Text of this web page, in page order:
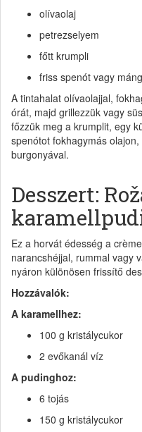
olívaolaj
petrezselyem
főtt krumpli
friss spenót vagy
A tintahalat olívaolajjal,
órát, majd grillezzük vagy
főzzük meg a krumplit, egy
spenótot fokhagymás
burgonyával.
Desszert:
Ez a horvát édesség a
narancshéjjal, rummal vagy
nyáron különösen frissítő
Hozzávalók:
A karamellhez:
100 g kristálycukor
2 evőkanál víz
A pudinghoz:
6 tojás
150 g kristálycukor